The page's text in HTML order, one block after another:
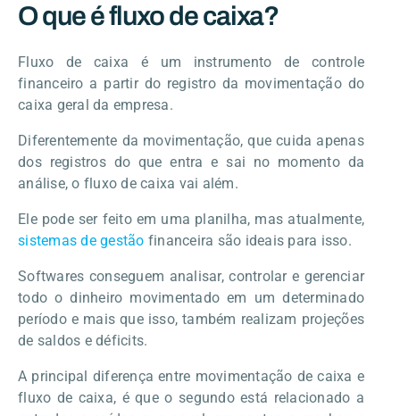
O que é fluxo de caixa?
Fluxo de caixa é um instrumento de controle
financeiro a partir do registro da movimentação do
caixa geral da empresa.
Diferentemente da movimentação, que cuida apenas
dos registros do que entra e sai no momento da
análise, o fluxo de caixa vai além.
Ele pode ser feito em uma planilha, mas atualmente,
sistemas de gestão financeira são ideais para isso.
Softwares conseguem analisar, controlar e gerenciar
todo o dinheiro movimentado em um determinado
período e mais que isso, também realizam projeções
de saldos e déficits.
A principal diferença entre movimentação de caixa e
fluxo de caixa, é que o segundo está relacionado a